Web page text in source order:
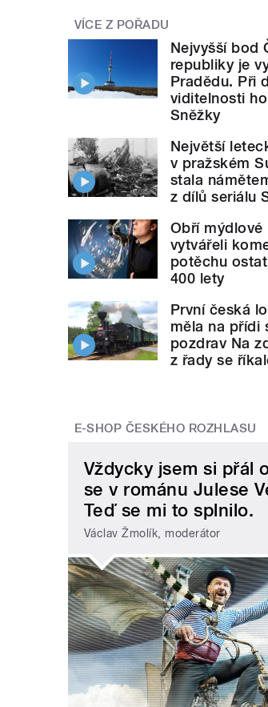
VÍCE Z POŘADU
Nejvyšší bod
republiky je
Pradědu. Při
viditelnosti
Sněžky
Největší
v pražském
stala
z dílů seriálu
Obří mýdlové
vytvářeli
potěchu
400 lety
První česká
měla na přídi
pozdrav Na
z řady se
E-SHOP ČESKÉHO ROZHLASU
Vždycky jsem si přál
se v románu Julese
Teď se mi to splnilo.
Václav Žmolík, moderátor